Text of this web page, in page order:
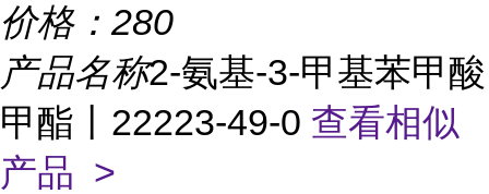
价格： 280
产品名称2-氨基-3-甲基苯甲酸
甲酯丨22223-49-0 查看相似
产品 >